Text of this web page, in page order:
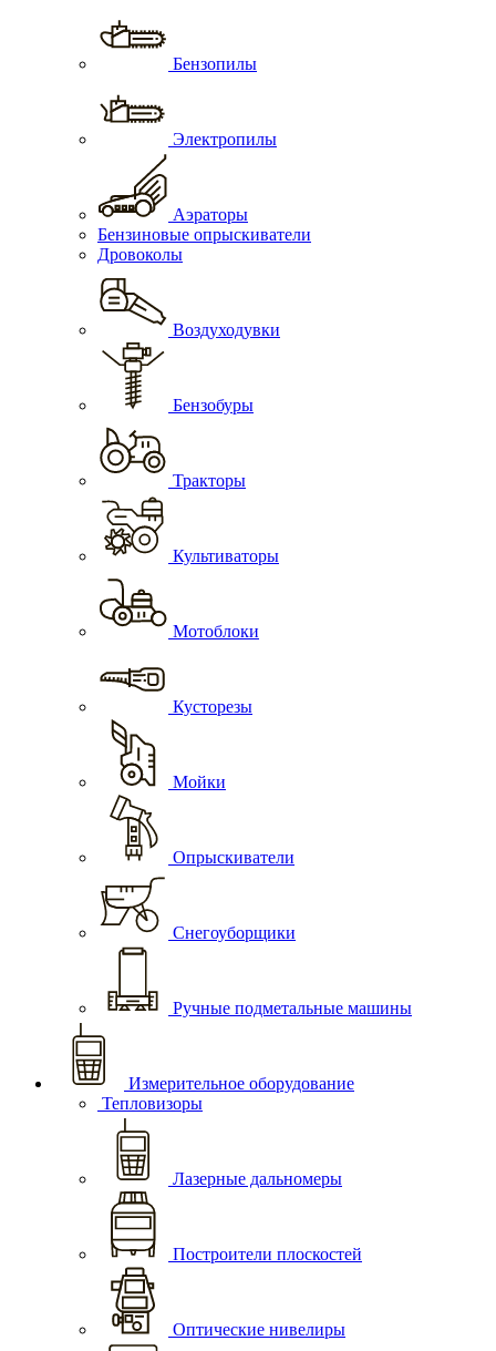
Бензопилы
Электропилы
Аэраторы
Бензиновые опрыскиватели
Дровоколы
Воздуходувки
Бензобуры
Тракторы
Культиваторы
Мотоблоки
Кусторезы
Мойки
Опрыскиватели
Снегоуборщики
Ручные подметальные машины
Измерительное оборудование
Тепловизоры
Лазерные дальномеры
Построители плоскостей
Оптические нивелиры